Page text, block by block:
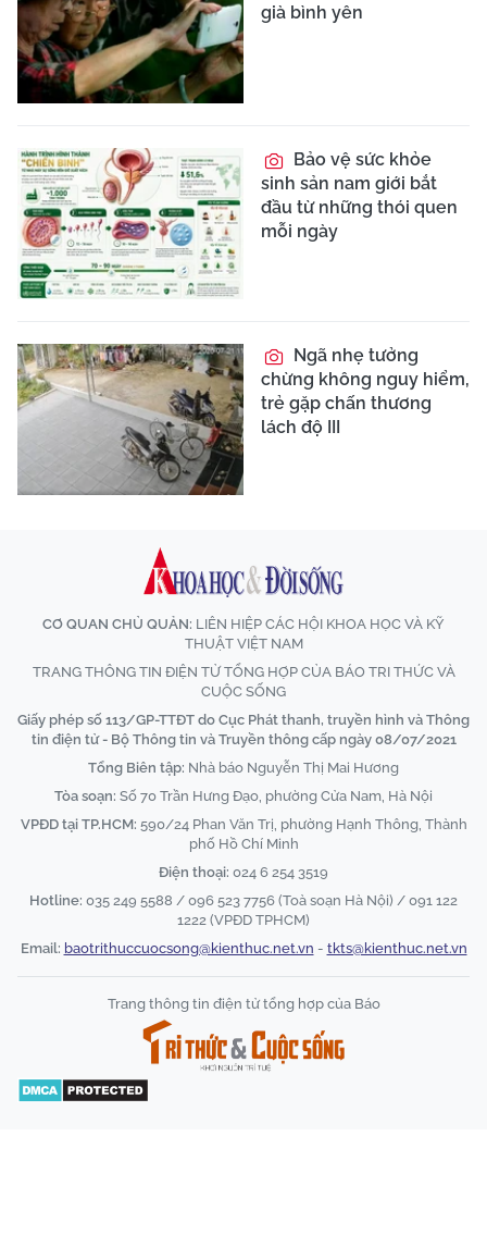
già bình yên
Bảo vệ sức khỏe
sinh sản nam giới bắt
đầu từ những thói quen
mỗi ngày
Ngã nhẹ tưởng
chừng không nguy hiểm,
trẻ gặp chấn thương
lách độ III
CƠ QUAN CHỦ QUẢN: LIÊN HIỆP CÁC HỘI KHOA HỌC VÀ KỸ
THUẬT VIỆT NAM
TRANG THÔNG TIN ĐIỆN TỬ TỔNG HỢP CỦA BÁO TRI THỨC VÀ
CUỘC SỐNG
Giấy phép số 113/GP-TTĐT do Cục Phát thanh, truyền hình và Thông
tin điện tử - Bộ Thông tin và Truyền thông cấp ngày 08/07/2021
Tổng Biên tập: Nhà báo Nguyễn Thị Mai Hương
Tòa soạn: Số 70 Trần Hưng Đạo, phường Cửa Nam, Hà Nội
VPĐD tại TP.HCM: 590/24 Phan Văn Trị, phường Hạnh Thông, Thành
phố Hồ Chí Minh
Điện thoại: 024 6 254 3519
Hotline: 035 249 5588 / 096 523 7756 (Toà soạn Hà Nội) / 091 122
1222 (VPĐD TPHCM)
Email: baotrithuccuocsong@kienthuc.net.vn - tkts@kienthuc.net.vn
Trang thông tin điện tử tổng hợp của Báo